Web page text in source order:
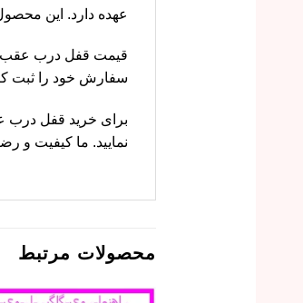
عهده دارد. این محصول با
سفارش خود را ثبت
نمایید. ما کیفیت و
محصولات مرتبط